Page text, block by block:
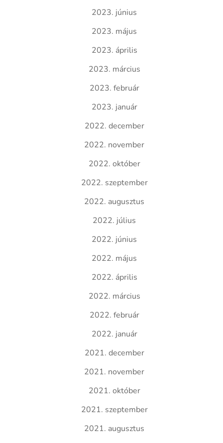
2023. június
2023. május
2023. április
2023. március
2023. február
2023. január
2022. december
2022. november
2022. október
2022. szeptember
2022. augusztus
2022. július
2022. június
2022. május
2022. április
2022. március
2022. február
2022. január
2021. december
2021. november
2021. október
2021. szeptember
2021. augusztus